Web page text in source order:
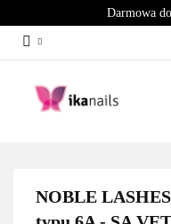
Darmowa
NOBLE